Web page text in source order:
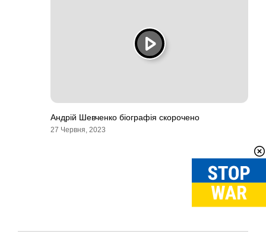
Андрій Шевченко біографія скорочено
27 Червня, 2023